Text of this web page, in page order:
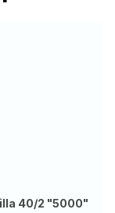
40/2 "5000"